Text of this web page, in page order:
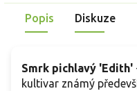
odolnost vůči sněhové
pokročilém věku.
Popis Diskuze
Smrk pichlavý 'Edith'
kultivar známý